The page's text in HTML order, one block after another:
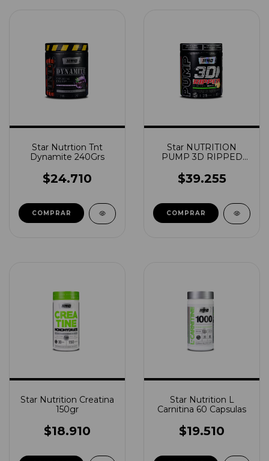
Star Nutrtion Tnt
Dynamite 240Grs
$24.710
COMPRAR
Star NUTRITION
PUMP 3D RIPPED
$39.255
COMPRAR
Star Nutrition Creatina
150gr
$18.910
Star Nutrition L
Carnitina 60 Capsulas
$19.510